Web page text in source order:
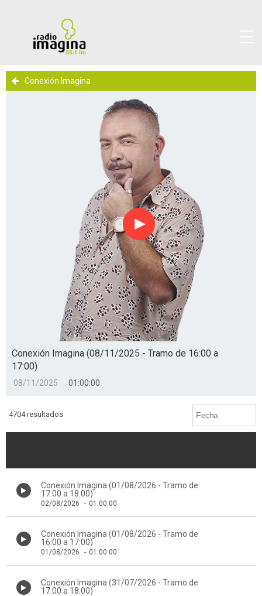
Conexión Imagina
Reproducir
Conexión Imagina (08/11/2025 - Tramo de 16:00 a
17:00)
08/11/2025 01:00:00
4704 resultados
Conexión Imagina (01/08/2026 - Tramo de
17:00 a 18:00)
02/08/2026 - 01:00:00
Conexión Imagina (01/08/2026 - Tramo de
16:00 a 17:00)
01/08/2026 - 01:00:00
Conexión Imagina (31/07/2026 - Tramo de
17:00 a 18:00)